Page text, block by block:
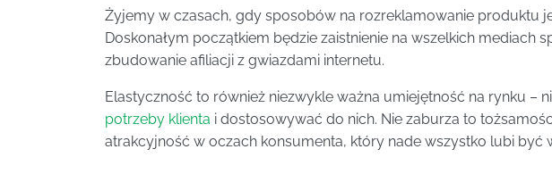
Żyjemy w czasach, gdy sposobów na rozreklamowanie produktu
Doskonałym początkiem będzie zaistnienie na wszelkich mediach
zbudowanie afiliacji z gwiazdami internetu.
Elastyczność to również niezwykle ważna umiejętność na rynku –
potrzeby klienta i dostosowywać do nich. Nie zaburza to
atrakcyjność w oczach konsumenta, który nade wszystko lubi być